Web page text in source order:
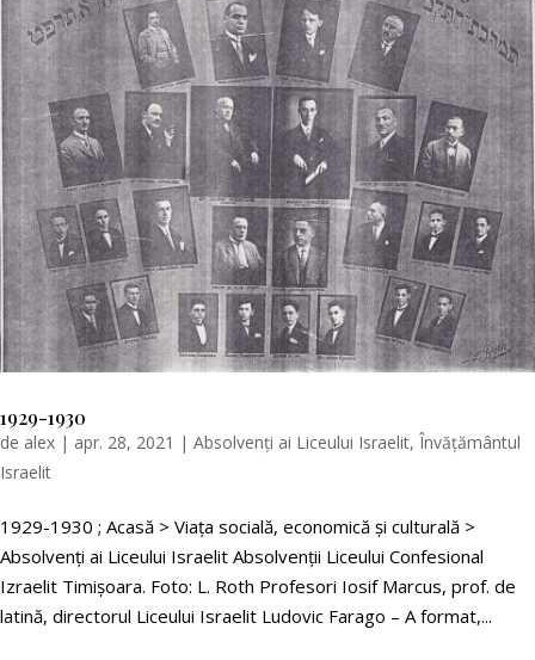
1929-1930
de alex | apr. 28, 2021 | Absolvenți ai Liceului Israelit, Învățământul
Israelit
1929-1930 ; Acasă > Viața socială, economică și culturală >
Absolvenți ai Liceului Israelit Absolvenții Liceului Confesional
Izraelit Timişoara. Foto: L. Roth Profesori Iosif Marcus, prof. de
latină, directorul Liceului Israelit Ludovic Farago – A format,...